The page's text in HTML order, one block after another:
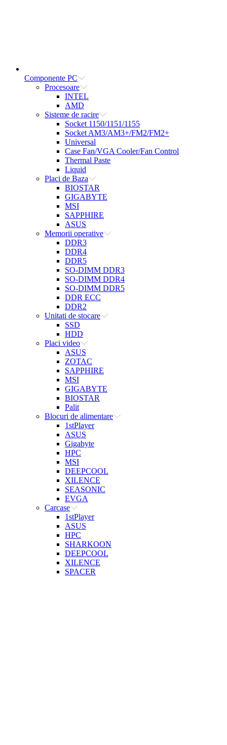
Componente PC
Procesoare
INTEL
AMD
Sisteme de racire
Socket 1150/1151/1155
Socket AM3/AM3+/FM2/FM2+
Universal
Case Fan/VGA Cooler/Fan Control
Thermal Paste
Liquid
Placi de Baza
BIOSTAR
GIGABYTE
MSI
SAPPHIRE
ASUS
Memorii operative
DDR3
DDR4
DDR5
SO-DIMM DDR3
SO-DIMM DDR4
SO-DIMM DDR5
DDR ECC
DDR2
Unitati de stocare
SSD
HDD
Placi video
ASUS
ZOTAC
SAPPHIRE
MSI
GIGABYTE
BIOSTAR
Palit
Blocuri de alimentare
1stPlayer
ASUS
Gigabyte
HPC
MSI
DEEPCOOL
XILENCE
SEASONIC
EVGA
Carcase
1stPlayer
ASUS
HPC
SHARKOON
DEEPCOOL
XILENCE
SPACER